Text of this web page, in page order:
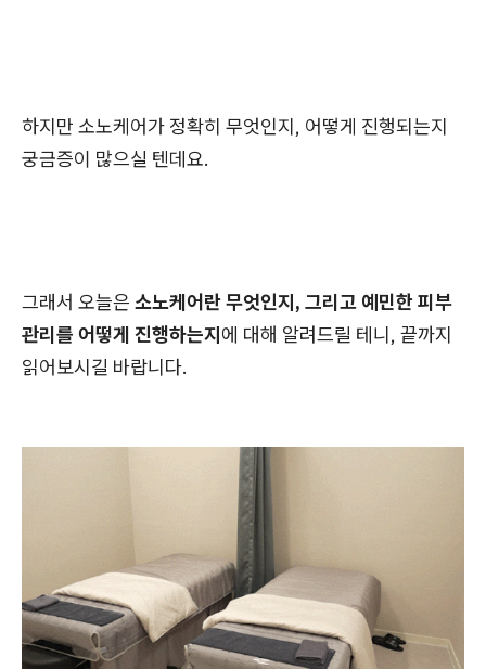
하지만 소노케어가 정확히 무엇인지, 어떻게 진행되는지
궁금증이 많으실 텐데요.
그래서 오늘은 소노케어란 무엇인지, 그리고 예민한 피부
관리를 어떻게 진행하는지에 대해 알려드릴 테니, 끝까지
읽어보시길 바랍니다.